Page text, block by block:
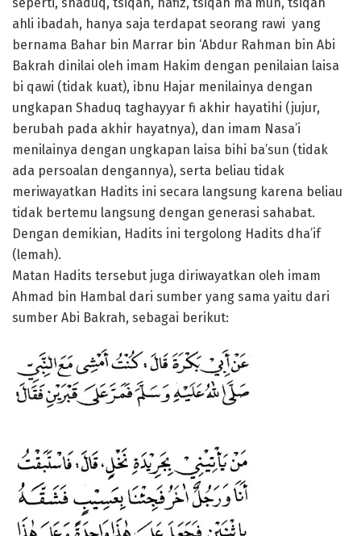
ahli ibadah, hanya saja terdapat seorang rawi yang
bernama Bahar bin Marrar bin ‘Abdur Rahman bin Abi
Bakrah dinilai oleh imam Hakim dengan penilaian laisa
bi qawi (tidak kuat), ibnu Hajar menilainya dengan
ungkapan Shaduq taghayyar fi akhir hayatihi (jujur,
berubah pada akhir hayatnya), dan imam Nasa’i
menilainya dengan ungkapan laisa bihi ba’sun (tidak
ada persoalan dengannya), serta beliau tidak
meriwayatkan Hadits ini secara langsung karena beliau
tidak bertemu langsung dengan generasi sahabat.
Dengan demikian, Hadits ini tergolong Hadits dha’if
(lemah).
Matan Hadits tersebut juga diriwayatkan oleh imam
Ahmad bin Hambal dari sumber yang sama yaitu dari
sumber Abi Bakrah, sebagai berikut: